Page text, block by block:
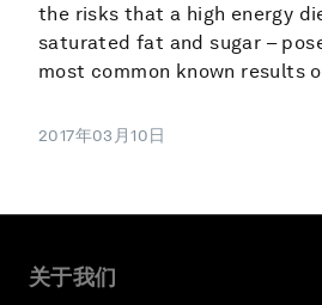
the risks that a high energy
saturated fat and sugar –
most common known results
2017年03月10日
关于我们